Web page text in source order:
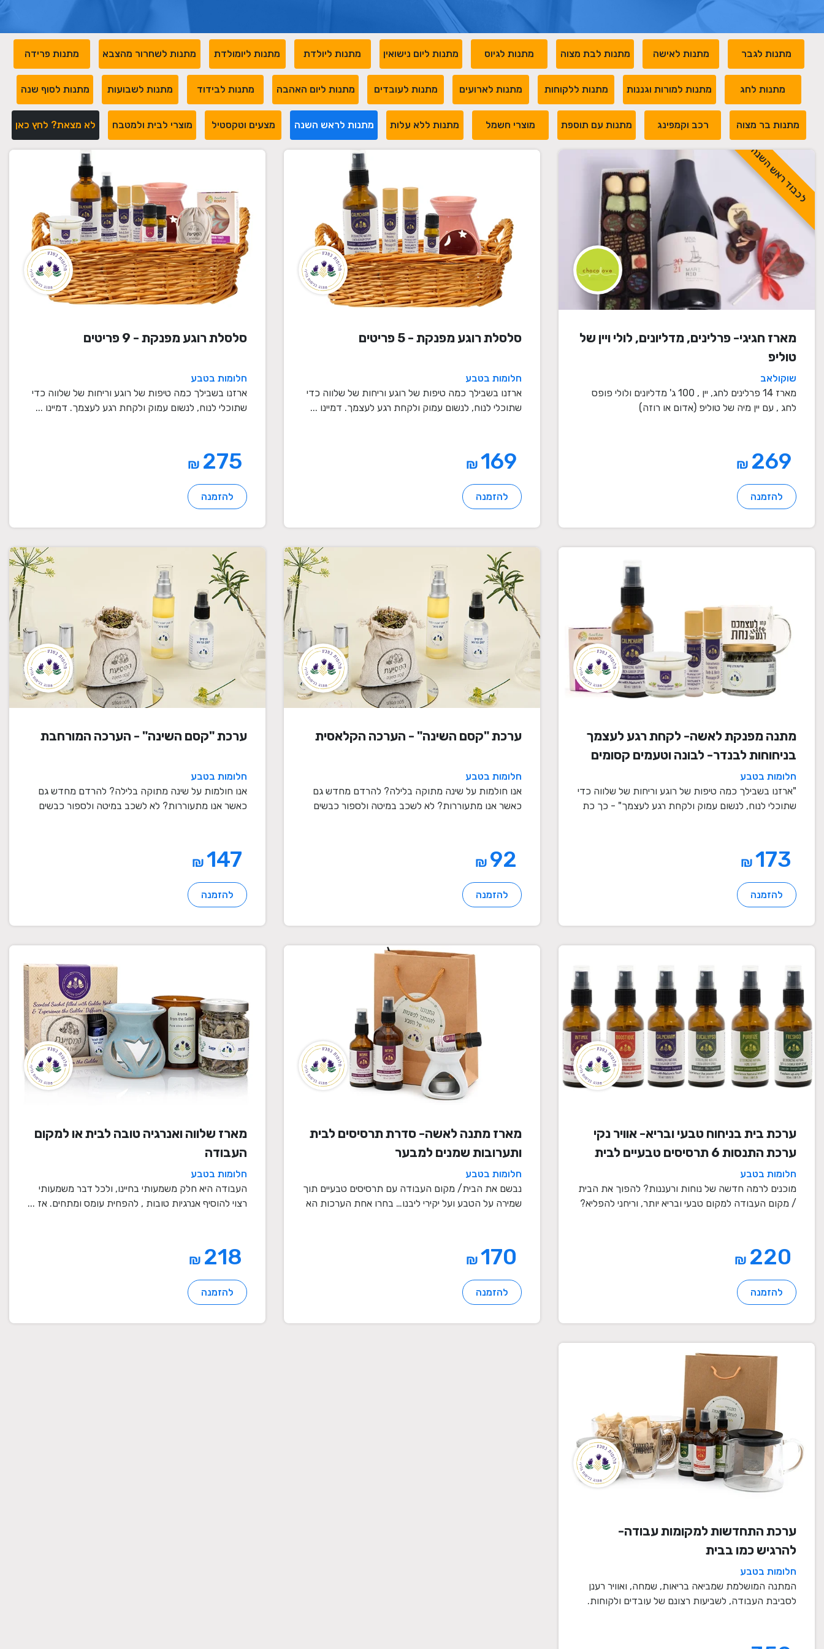
מתנות לגבר מתנות לאישה מתנות לבת מצוה מתנות לגיוס מתנות ליום נישואין מתנות ליולדת מתנות ליומולדת מתנות לשחרור מהצבא מתנות פרידה
מתנות לחג מתנות למורות וגננות מתנות ללקוחות מתנות לארועים מתנות לעובדים מתנות ליום האהבה מתנות לבידוד מתנות לשבועות מתנות לסוף שנה
מתנות בר מצוה רכב וקמפינג מתנות עם תוספת מוצרי חשמל מתנות ללא עלות מתנות לראש השנה מצעים וטקסטיל מוצרי לבית ולמטבח לא מצאת? לחץ כאן
לכבוד ראש השנה
מארז חגיגי- פרלינים, מדליונים, לולי ויין של
טוליפ
שוקולאב
מארז 14 פרלינים לחג, יין , 100 ג' מדליונים ולולי פופס
לחג , עם יין מיה של טוליפ (אדום או רוזה)
₪
להזמנה
סלסלת רוגע מפנקת - 5 פריטים
חלומות בטבע
ארזנו בשבילך כמה טיפות של רוגע וריחות של שלווה כדי
שתוכלי לנוח, לנשום עמוק ולקחת רגע לעצמך. דמיינו ...
₪
להזמנה
סלסלת רוגע מפנקת - 9 פריטים
חלומות בטבע
ארזנו בשבילך כמה טיפות של רוגע וריחות של שלווה כדי
שתוכלי לנוח, לנשום עמוק ולקחת רגע לעצמך. דמיינו ...
₪
להזמנה
מתנה מפנקת לאשה- לקחת רגע לעצמך
בניחוחות לבנדר- לבונה וטעמים קסומים
חלומות בטבע
"ארזנו בשבילך כמה טיפות של רוגע וריחות של שלווה כדי
שתוכלי לנוח, לנשום עמוק ולקחת רגע לעצמך" - כך כת
₪
להזמנה
ערכת "קסם השינה" - הערכה הקלאסית
חלומות בטבע
אנו חולמות על שינה מתוקה בלילה? להרדם מחדש גם
כאשר אנו מתעוררות? לא לשכב במיטה ולספור כבשים
₪
להזמנה
ערכת "קסם השינה" - הערכה המורחבת
חלומות בטבע
אנו חולמות על שינה מתוקה בלילה? להרדם מחדש גם
כאשר אנו מתעוררות? לא לשכב במיטה ולספור כבשים
₪
להזמנה
ערכת בית בניחוח טבעי ובריא- אוויר נקי
ערכת התנסות 6 תרסיסים טבעיים לבית
ולמקום העבודה
חלומות בטבע
מוכנים לרמה חדשה של נוחות ורעננות? להפוך את הבית
/ מקום העבודה למקום טבעי ובריא יותר, וריחני להפליא?
₪
להזמנה
מארז מתנה לאשה- סדרת תרסיסים לבית
ותערובות שמנים למבער
חלומות בטבע
נבשם את הבית/ מקום העבודה עם תרסיסים טבעיים תוך
שמירה על הטבע ועל יקירי ליבנו… בחרו אחת הערכות הא
₪
להזמנה
מארז שלווה ואנרגיה טובה לבית או למקום
העבודה
חלומות בטבע
העבודה היא חלק משמעותי בחיינו, ולכל דבר משמעותי
רצוי להוסיף אנרגיות טובות , להפחית עומס ומתחים. אז ...
₪
להזמנה
ערכת התחדשות למקומות עבודה-
להרגיש כמו בבית
חלומות בטבע
המתנה המושלמת שמביאה בריאות, שמחה, ואוויר רענן
לסביבת העבודה, לשביעות רצונם של עובדים ולקוחות.